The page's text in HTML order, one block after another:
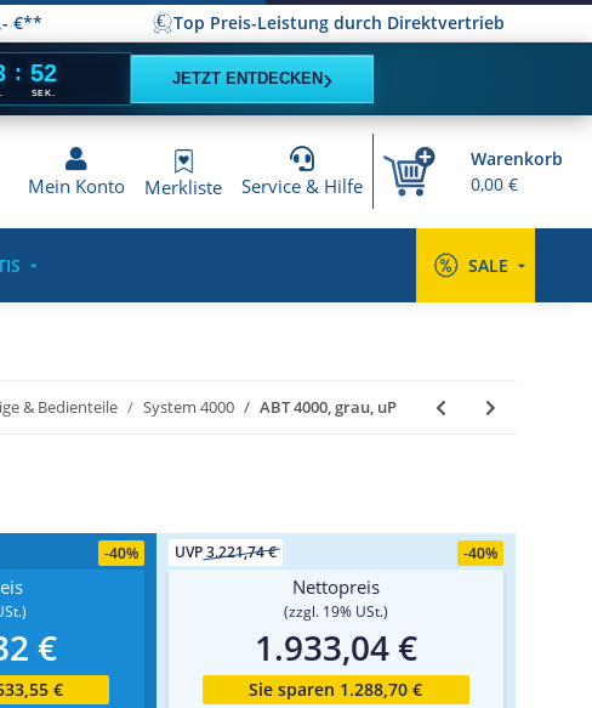
€** Top Preis-Leistung durch Direktvertrieb
: 51
SEK.
JETZT ENTDECKEN›
Mein Konto Merkliste Service & Hilfe
Warenkorb
0,00 €
SALE
& Bedienteile System 4000 ABT 4000, grau, uP
-40%
€
€
UVP3.221,74 € -40%
Nettopreis
(zzgl. 19% USt.)
1.933,04 €
Sie sparen 1.288,70 €